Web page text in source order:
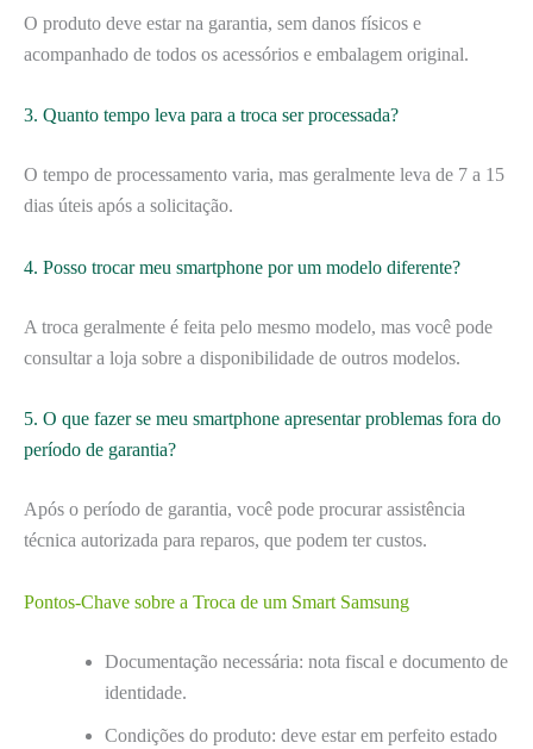
O produto deve estar na garantia, sem danos físicos e
acompanhado de todos os acessórios e embalagem original.
3. Quanto tempo leva para a troca ser processada?
O tempo de processamento varia, mas geralmente leva de 7 a 15
dias úteis após a solicitação.
4. Posso trocar meu smartphone por um modelo diferente?
A troca geralmente é feita pelo mesmo modelo, mas você pode
consultar a loja sobre a disponibilidade de outros modelos.
5. O que fazer se meu smartphone apresentar problemas fora do
período de garantia?
Após o período de garantia, você pode procurar assistência
técnica autorizada para reparos, que podem ter custos.
Pontos-Chave sobre a Troca de um Smart Samsung
Documentação necessária: nota fiscal e documento de
identidade.
Condições do produto: deve estar em perfeito estado